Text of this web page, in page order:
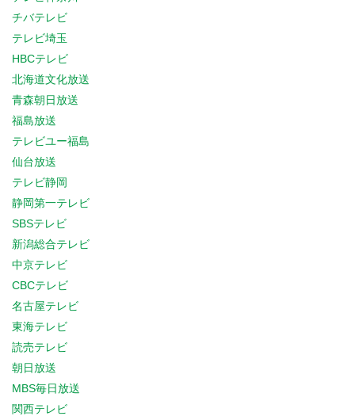
チバテレビ
テレビ埼玉
HBCテレビ
北海道文化放送
青森朝日放送
福島放送
テレビユー福島
仙台放送
テレビ静岡
静岡第一テレビ
SBSテレビ
新潟総合テレビ
中京テレビ
CBCテレビ
名古屋テレビ
東海テレビ
読売テレビ
朝日放送
MBS毎日放送
関西テレビ